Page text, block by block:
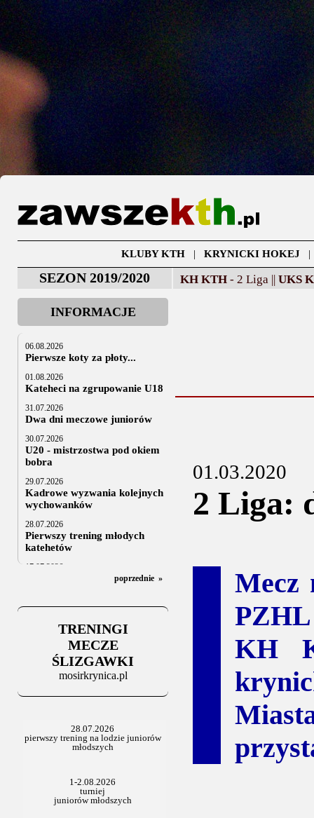
KLUBY KTH| KRYNICKI HOKEJ
SEZON 2019/2020 KH KTH - 2 Liga || UKS
INFORMACJE
06.08.2026
Pierwsze koty za płoty...
01.08.2026
Kateheci na zgrupowanie U18
31.07.2026
Dwa dni meczowe juniorów
30.07.2026
U20 - mistrzostwa pod okiem
bobra
29.07.2026
Kadrowe wyzwania kolejnych
wychowanków
28.07.2026
Pierwszy trening młodych
katehetów
17.07.2026
U20: z kraju i z zagranicy
Za trzy tygodnie na lód
06.07.2025
Stowarzyszenie po Walnym
poprzednie »
TRENINGI
MECZE
ŚLIZGAWKI
mosirkrynica.pl
01.03.2020
2 Liga:
Mecz
KH